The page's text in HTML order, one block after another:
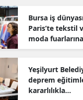
Bursa iş
Paris’te tekstil
moda fuarlarına
katıldı
Yeşilyurt
deprem
kararlılıkla